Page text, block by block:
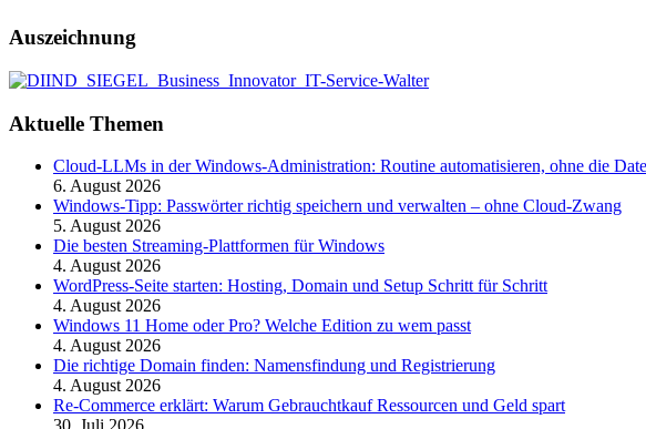
Auszeichnung
Aktuelle Themen
Cloud-LLMs in der Windows-Administration: Routine automatisieren, ohne die
6. August 2026
Windows-Tipp: Passwörter richtig speichern und verwalten – ohne Cloud-Zwang
5. August 2026
Die besten Streaming-Plattformen für Windows
4. August 2026
WordPress-Seite starten: Hosting, Domain und Setup Schritt für Schritt
4. August 2026
Windows 11 Home oder Pro? Welche Edition zu wem passt
4. August 2026
Die richtige Domain finden: Namensfindung und Registrierung
4. August 2026
Re-Commerce erklärt: Warum Gebrauchtkauf Ressourcen und Geld spart